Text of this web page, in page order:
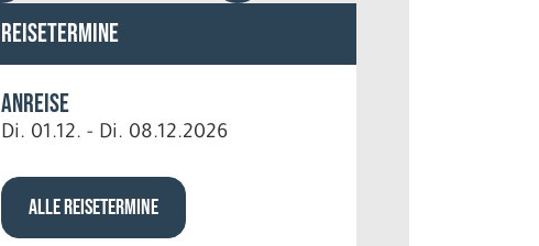
Reisetermine
Anreise
Di. 01.12. - Di. 08.12.2026
ALLE REISETERMINE